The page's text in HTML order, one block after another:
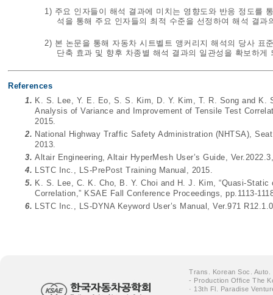
1) 주요 인자들이 해석 결과에 미치는 영향도와 반응 정도를
석을 통해 주요 인자들의 최적 수준을 선정하여 해석 결과
2) 본 논문을 통해 자동차 시트벨트 앵커리지 해석의 당사 표
단축 효과 및 향후 차종별 해석 결과의 일관성을 확보하게
References
1. K. S. Lee, Y. E. Eo, S. S. Kim, D. Y. Kim, T. R. Song and K.
Analysis of Variance and Improvement of Tensile Test
2015.
2. National Highway Traffic Safety Administration (NHTSA),
2013.
3. Altair Engineering, Altair HyperMesh User’s Guide,
4. LSTC Inc., LS-PrePost Training Manual, 2015.
5. K. S. Lee, C. K. Cho, B. Y. Choi and H. J. Kim, “Quasi-
Correlation,” KSAE Fall Conference Proceedings, pp.1113-
6. LSTC Inc., LS-DYNA Keyword User’s Manual, Ver.971
Trans. Korean Soc. Auto.
- Production Office The
· 13th Fl. Paradise